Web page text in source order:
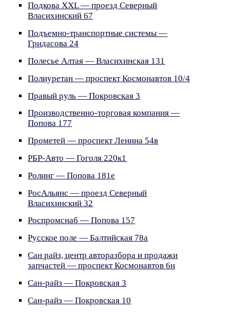
Подкова XXL — проезд Северный
Власихинский 67
Подъемно-транспортные системы —
Гридасова 24
Полесье Алтая — Власихинская 131
Полиуретан — проспект Космонавтов 10/4
Правый руль — Покровская 3
Производственно-торговая компания —
Попова 177
Прометей — проспект Ленина 54в
РБР-Авто — Гоголя 220к1
Ролинг — Попова 181е
РосАльянс — проезд Северный
Власихинский 32
Роспромснаб — Попова 157
Русское поле — Балтийская 78а
Сан райз, центр авторазбора и продажи
запчастей — проспект Космонавтов 6н
Сан-райз — Покровская 3
Сан-райз — Покровская 10